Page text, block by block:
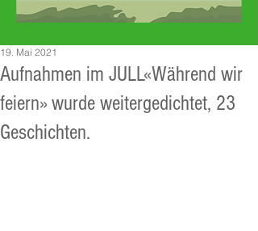
Aufnahmen im JULL«Während wir
feiern» wurde weitergedichtet, 23
Geschichten.
19. Mai 2021